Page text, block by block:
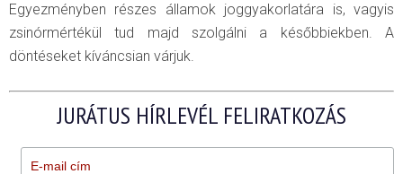
Egyezményben részes államok joggyakorlatára is, vagyis
zsinórmértékül tud majd szolgálni a későbbiekben. A
döntéseket kíváncsian várjuk.
JURÁTUS HÍRLEVÉL FELIRATKOZÁS